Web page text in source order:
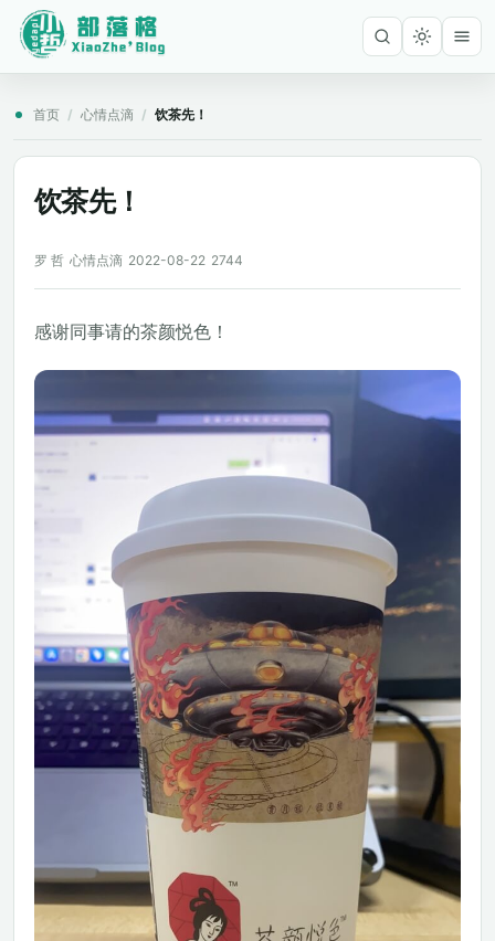
首页 / 心情点滴 / 饮茶先！
饮茶先！
罗 哲 心情点滴 2022-08-22 2744
感谢同事请的茶颜悦色！